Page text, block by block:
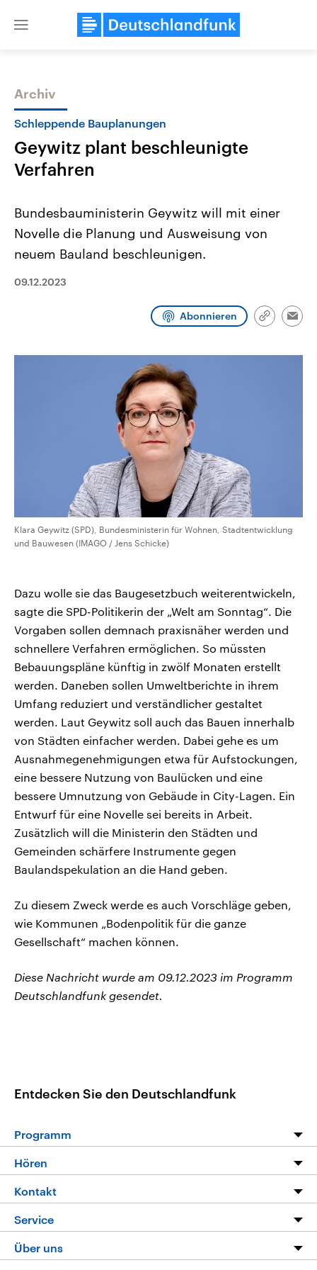
Close
Themen
Landtagswahl Sachsen-Anhalt
2026
Sachsen-Anhalt wählt am 6.
Bundesland von einer Koalition aus
und Hintergründe zu den Parteien
und Kandidaten der anstehenden
Aktuelle Beiträge,
den mächtigsten Ländern
mit großem Einfluss auf
aktuelle Weltgeschehen.
Sendungen Programm Podcasts
Archiv
Schleppende Bauplanungen
Geywitz plant beschleunigte
Verfahren
Bundesbauministerin Geywitz will mit einer
Novelle die Planung und Ausweisung von
neuem Bauland beschleunigen.
09.12.2023
Abonnieren
Link
Klara Geywitz (SPD), Bundesministerin für Wohnen, Stadtentwicklung
und Bauwesen (IMAGO / Jens Schicke)
Dazu wolle sie das Baugesetzbuch weiterentwickeln,
sagte die SPD-Politikerin der „Welt am Sonntag“. Die
Vorgaben sollen demnach praxisnäher werden und
schnellere Verfahren ermöglichen. So müssten
Bebauungspläne künftig in zwölf Monaten erstellt
werden. Daneben sollen Umweltberichte in ihrem
Umfang reduziert und verständlicher gestaltet
werden. Laut Geywitz soll auch das Bauen innerhalb
von Städten einfacher werden. Dabei gehe es um
Ausnahmegenehmigungen etwa für Aufstockungen,
eine bessere Nutzung von Baulücken und eine
bessere Umnutzung von Gebäude in City-Lagen. Ein
Entwurf für eine Novelle sei bereits in Arbeit.
Zusätzlich will die Ministerin den Städten und
Gemeinden schärfere Instrumente gegen
Baulandspekulation an die Hand geben.
Zu diesem Zweck werde es auch Vorschläge geben,
wie Kommunen „Bodenpolitik für die ganze
Gesellschaft“ machen können.
Diese Nachricht wurde am 09.12.2023 im Programm
Deutschlandfunk gesendet.
Entdecken Sie den Deutschlandfunk
Programm
Programm
Die Nachrichten
Nachrichtenleicht
Neue Beiträge auf dlf.de
Hören
Livestream
Podcasts
Deutschlandfunk App
Kontakt
Hörerservice
Service
FAQ
Über uns